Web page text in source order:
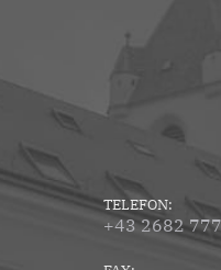
TELEFON:
+43 2682